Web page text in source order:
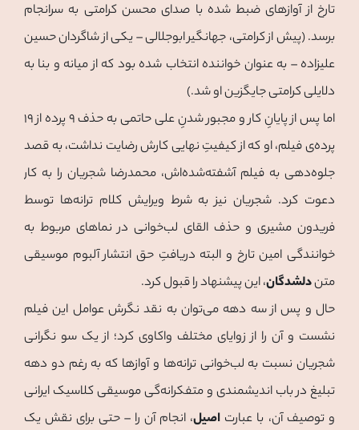
تارخ از آوازهای ضبط شده با صدای محسن کرامتی به سرانجام
برسد. (پیش از کرامتی، جهانگیر ابوجلالی – یکی از شاگردان حسین
علیزاده – به عنوان خواننده انتخاب شده بود که از میانه و بنا به
دلایلی کرامتی جایگزین او شد.)
اما پس از پایانِ کار و مجبور شدنِ علی حاتمی به حذف ۹ پرده از ۱۹
پرده‌ی فیلم، او که از کیفیتِ نهایی کارش رضایت نداشت، به قصد
جلوه‌دهی به فیلم آشفته‌شده‌اش، محمدرضا شجریان را به کار
دعوت کرد. شجریان نیز به شرط ویرایش کلام ترانه‌ها توسط
فریدون مشیری و حذف القای لب‌خوانی در نماهای مربوط به
خوانندگی امین تارخ و البته دریافتِ حق انتشار آلبوم موسیقی
متندلشدگان، این پیشنهاد را قبول کرد.
حال و پس از سه دهه می‌توان به نقد نگرش عوامل این فیلم
نشست و آن را از زوایای مختلف واکاوی کرد؛ از یک سو نگرانی
شجریان نسبت به لب‌خوانی ترانه‌ها و آوازها که به رغم دو دهه
تبلیغ در باب اندیشمندی و متفکرانه‌گی موسیقی کلاسیک ایرانی
و توصیف آن، با عبارت اصیل، انجام آن را – حتی برای نقش یک